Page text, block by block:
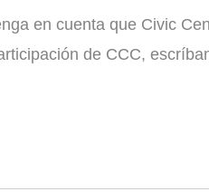
en cuenta que Civic
de CCC,